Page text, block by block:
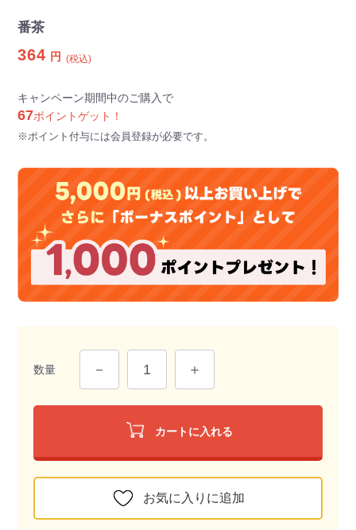
番茶
364 円 (税込)
キャンペーン期間中のご購入で
67ポイントゲット！
※ポイント付与には会員登録が必要です。
数量
カートに入れる
お気に入りに追加